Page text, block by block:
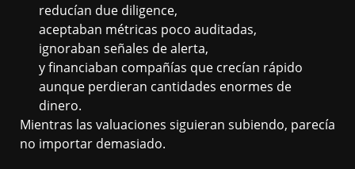
reducían due diligence,
aceptaban métricas poco auditadas,
ignoraban señales de alerta,
y financiaban compañías que crecían rápido
aunque perdieran cantidades enormes de
dinero.
Mientras las valuaciones siguieran subiendo, parecía
no importar demasiado.